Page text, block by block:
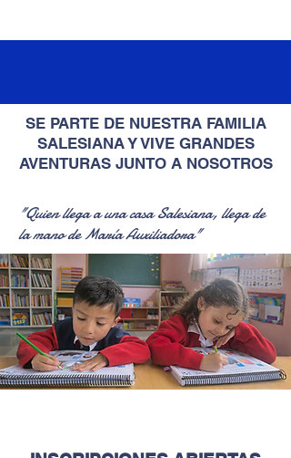
SE PARTE DE NUESTRA FAMILIA
SALESIANA Y VIVE GRANDES
AVENTURAS JUNTO A NOSOTROS
"Quien llega a una casa Salesiana, llega de
la mano de María Auxiliadora"